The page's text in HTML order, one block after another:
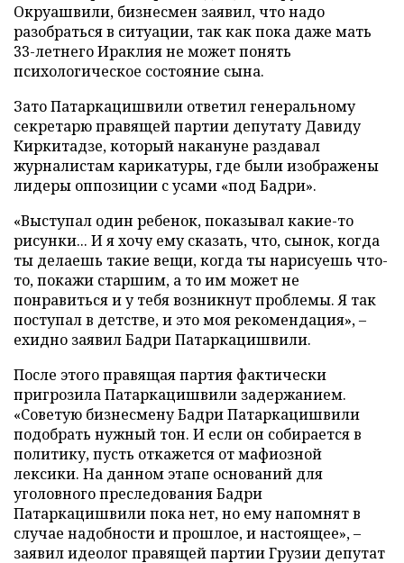
Окруашвили, бизнесмен заявил, что надо
разобраться в ситуации, так как пока даже мать
33-летнего Ираклия не может понять
психологическое состояние сына.
Зато Патаркацишвили ответил генеральному
секретарю правящей партии депутату Давиду
Киркитадзе, который накануне раздавал
журналистам карикатуры, где были изображены
лидеры оппозиции с усами «под Бадри».
«Выступал один ребенок, показывал какие-то
рисунки... И я хочу ему сказать, что, сынок, когда
ты делаешь такие вещи, когда ты нарисуешь что-
то, покажи старшим, а то им может не
понравиться и у тебя возникнут проблемы. Я так
поступал в детстве, и это моя рекомендация», –
ехидно заявил Бадри Патаркацишвили.
После этого правящая партия фактически
пригрозила Патаркацишвили задержанием.
«Советую бизнесмену Бадри Патаркацишвили
подобрать нужный тон. И если он собирается в
политику, пусть откажется от мафиозной
лексики. На данном этапе оснований для
уголовного преследования Бадри
Патаркацишвили пока нет, но ему напомнят в
случае надобности и прошлое, и настоящее», –
заявил идеолог правящей партии Грузии депутат